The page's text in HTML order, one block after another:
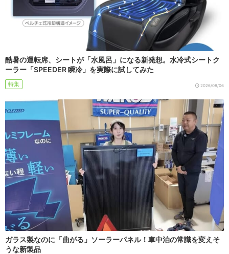
酷暑の運転席、シートが「水風呂」になる新発想。水冷式シートク
ーラー「SPEEDER 瞬冷」を実際に試してみた
特集 2026/08/06
ガラス製なのに「曲がる」ソーラーパネル！車中泊の常識を変えそ
うな新製品